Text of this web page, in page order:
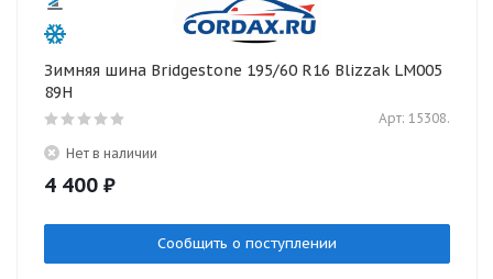
Зимняя шина Bridgestone 195/60 R16 Blizzak LM005
89H
Арт: 15308.
Нет в наличии
4 400 ₽
Сообщить о поступлении